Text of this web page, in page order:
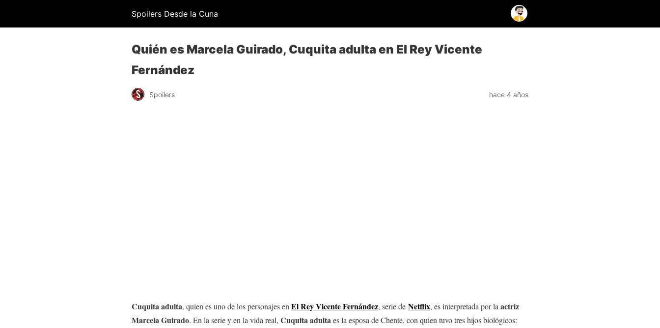
Spoilers Desde la Cuna
Quién es Marcela Guirado, Cuquita adulta en El Rey Vicente
Fernández
Spoilers hace 4 años
Cuquita adulta, quien es uno de los personajes en El Rey Vicente Fernández, serie de Netflix, es interpretada por la actriz
Marcela Guirado. En la serie y en la vida real, Cuquita adultaes la esposa de Chente, con quien tuvo tres hijos biológicos: